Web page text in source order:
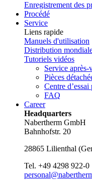
Enregistrement des
Procédé
Service
Liens rapide
Manuels d'utilisation
Distribution
Tutoriels vidéos
Service après-
Pièces
Centre
FAQ
Career
Headquarters
Nabertherm GmbH
Bahnhofstr. 20
28865 Lilienthal (
Tel. +49 4298 922-0